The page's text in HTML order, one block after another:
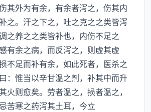
其外为有余，有余者泻之，伤其内
之。汗之下之，吐之克之之类皆泻
之养之之类皆补也，内伤不足之
有余之病，而反泻之，则虚其虚
不足而补有余，如此死者，医杀之
：惟当以辛甘温之剂，补其中而升
火则愈矣。劳者温之，损者温之，
苦寒之药泻其土耳，今立